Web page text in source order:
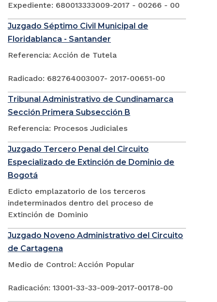
Expediente: 680013333009-2017 - 00266 - 00
Juzgado Séptimo Civil Municipal de
Floridablanca - Santander
Referencia: Acción de Tutela
Radicado: 682764003007- 2017-00651-00
Tribunal Administrativo de Cundinamarca
Sección Primera Subsección B
Referencia: Procesos Judiciales
Juzgado Tercero Penal del Circuito
Especializado de Extinción de Dominio de
Bogotá
Edicto emplazatorio de los terceros
indeterminados dentro del proceso de
Extinción de Dominio
Juzgado Noveno Administrativo del Circuito
de Cartagena
Medio de Control: Acción Popular
Radicación: 13001-33-33-009-2017-00178-00